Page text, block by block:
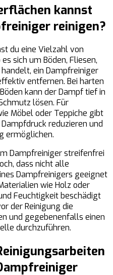
kannst
reinigen?
du eine Vielzahl von
sich um Böden, Fliesen,
ein Dampfreiniger
entfernen. Bei harten
kann der Dampf tief in
lösen. Für
Möbel oder Teppiche gibt
reduzieren und
ermöglichen.
Dampfreiniger streifenfrei
dass nicht alle
Dampfreinigers geeignet
wie Holz oder
Feuchtigkeit beschädigt
der Reinigung die
und gegebenenfalls einen
durchzuführen.